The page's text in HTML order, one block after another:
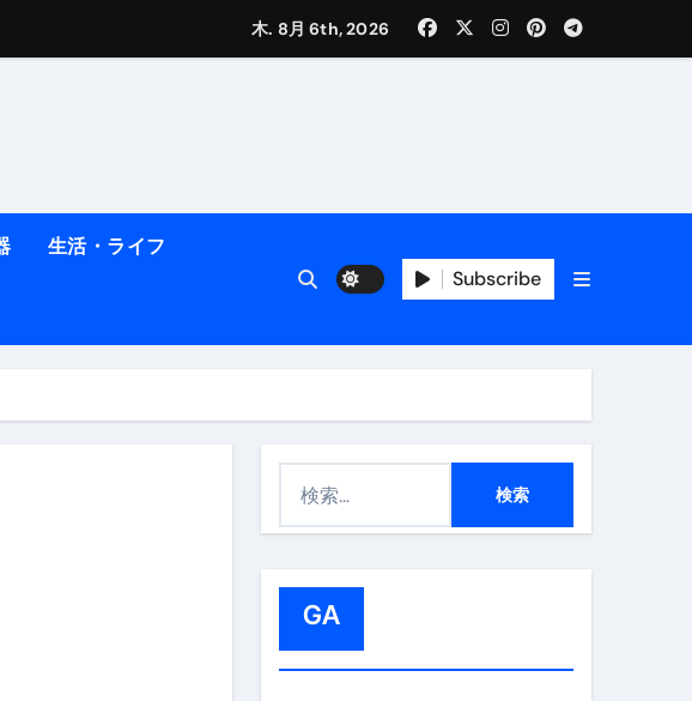
をわかりやすく解説
の習慣 | レシピ付き | ダイエット中の食事
説
木. 8月 6th, 2026
生活・ライフ
Subscribe
GA